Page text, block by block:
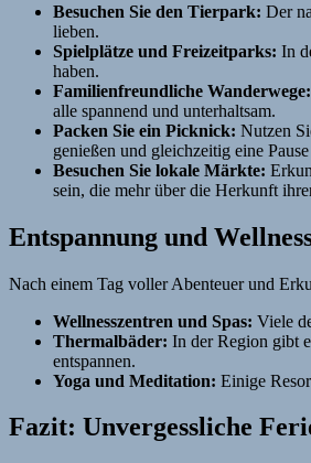
Besuchen Sie den Tierpark: Der
lieben.
Spielplätze und Freizeitparks: In
haben.
Familienfreundliche Wanderwege:
alle spannend und unterhaltsam.
Packen Sie ein Picknick: Nutzen
genießen und gleichzeitig eine
Besuchen Sie lokale Märkte:
sein, die mehr über die Herkunft
Entspannung und
Nach einem Tag voller Abenteuer und
Wellnesszentren und Spas: Viele
Thermalbäder: In der Region gibt
entspannen.
Yoga und Meditation: Einige
Fazit: Unvergessliche